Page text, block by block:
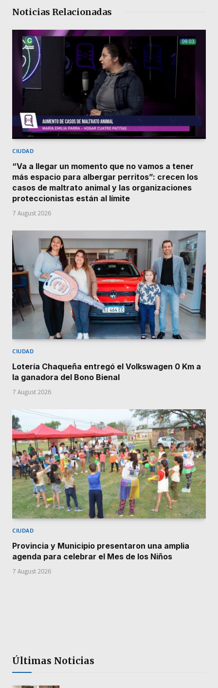
Noticias Relacionadas
CIUDAD
“Va a llegar un momento que no vamos a tener
más espacio para albergar perritos”: crecen los
casos de maltrato animal y las organizaciones
proteccionistas están al límite
7 August 2026
CIUDAD
Lotería Chaqueña entregó el Volkswagen 0 Km a
la ganadora del Bono Bienal
7 August 2026
CIUDAD
Provincia y Municipio presentaron una amplia
agenda para celebrar el Mes de los Niños
7 August 2026
Últimas Noticias